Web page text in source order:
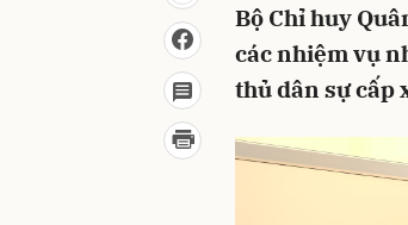
Bộ Chỉ huy
các nhiệm vụ
thủ dân sự cấp